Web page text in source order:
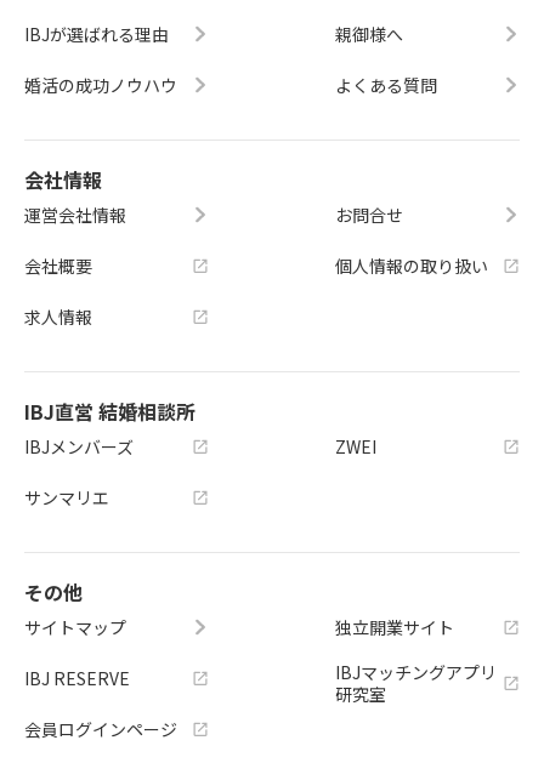
IBJが選ばれる理由
婚活の成功ノウハウ
親御様へ
よくある質問
会社情報
運営会社情報
会社概要
求人情報
お問合せ
個人情報の取り扱い
IBJ直営 結婚相談所
IBJメンバーズ
サンマリエ
ZWEI
その他
サイトマップ
IBJ RESERVE
会員ログインページ
独立開業サイト
IBJマッチングアプリ
研究室